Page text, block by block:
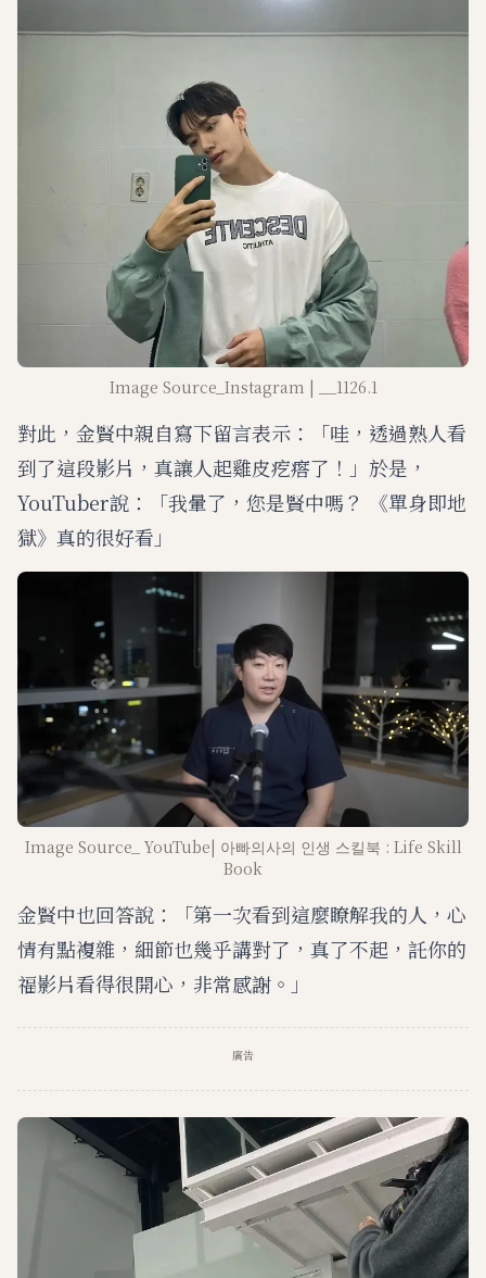
Image Source_Instagram | __1126.1
對此，金賢中親自寫下留言表示：「哇，透過熟人看
到了這段影片，真讓人起雞皮疙瘩了！」於是，
YouTuber說：「我暈了，您是賢中嗎？ 《單身即地
獄》真的很好看」
Image Source_ YouTube| 아빠의사의 인생 스킬북 : Life Skill
Book
金賢中也回答說：「第一次看到這麼瞭解我的人，心
情有點複雜，細節也幾乎講對了，真了不起，託你的
福影片看得很開心，非常感謝。」
廣告